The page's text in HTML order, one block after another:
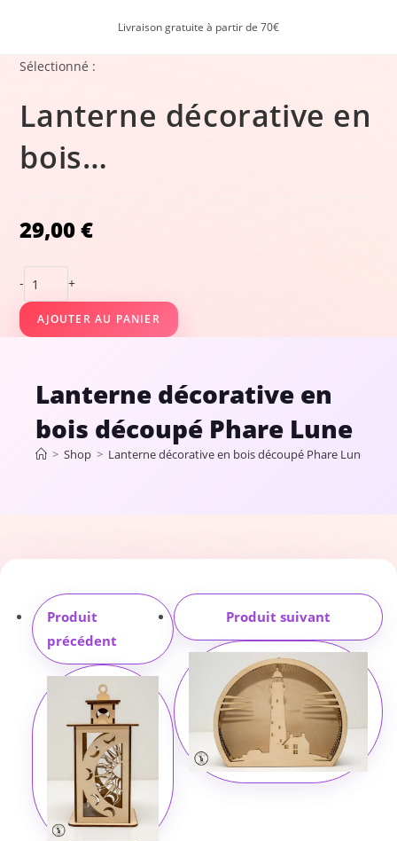
Livraison gratuite à partir de 70€
Sélectionné :
Lanterne décorative en
bois…
29,00€
- +
AJOUTER AU PANIER
Lanterne décorative en
bois découpé Phare Lune
> Shop > Lanterne décorative en bois découpé Phare Lune
Produit
précédent
Produit suivant